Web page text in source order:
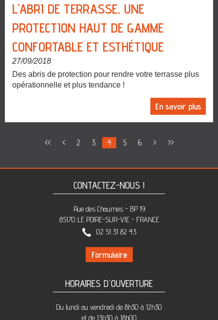
L'ABRI DE TERRASSE, UNE
PROTECTION HAUT DE GAMME
CONFORTABLE ET ESTHÉTIQUE
27/09/2018
Des abris de protection pour rendre votre terrasse plus
opérationnelle et plus tendance !
En savoir plus
<< < 2 3 4 5 6 > >>
CONTACTEZ-NOUS !
Rue des Chaumes - BP 19
85170 LE POIRE-SUR-VIE - FRANCE
02 51 31 82 43
Formulaire
HORAIRES D'OUVERTURE
Du lundi au vendredi de 8h30 à 12h30
et de 13h30 à 18h00